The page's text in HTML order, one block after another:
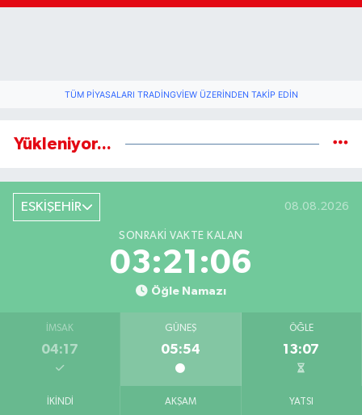
TÜM PIYASALARI TRADINGVIEW ÜZERINDEN TAKIP EDIN
Yükleniyor...
ESKİŞEHİR 08.08.2026
SONRAKI VAKTE KALAN
03:21:05
Öğle Namazı
İMSAK
04:17
GÜNEŞ
05:54
ÖĞLE
13:07
İKINDI AKŞAM YATSI